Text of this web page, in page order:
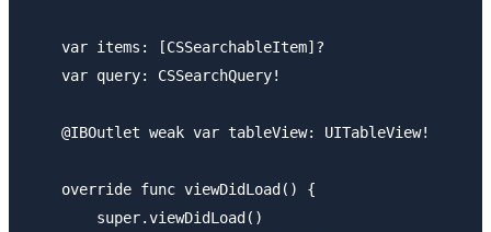
    var items: [CSSearchableItem]?
    var query: CSSearchQuery!
    @IBOutlet weak var tableView: UITableView!
    override func viewDidLoad() {
        super.viewDidLoad()